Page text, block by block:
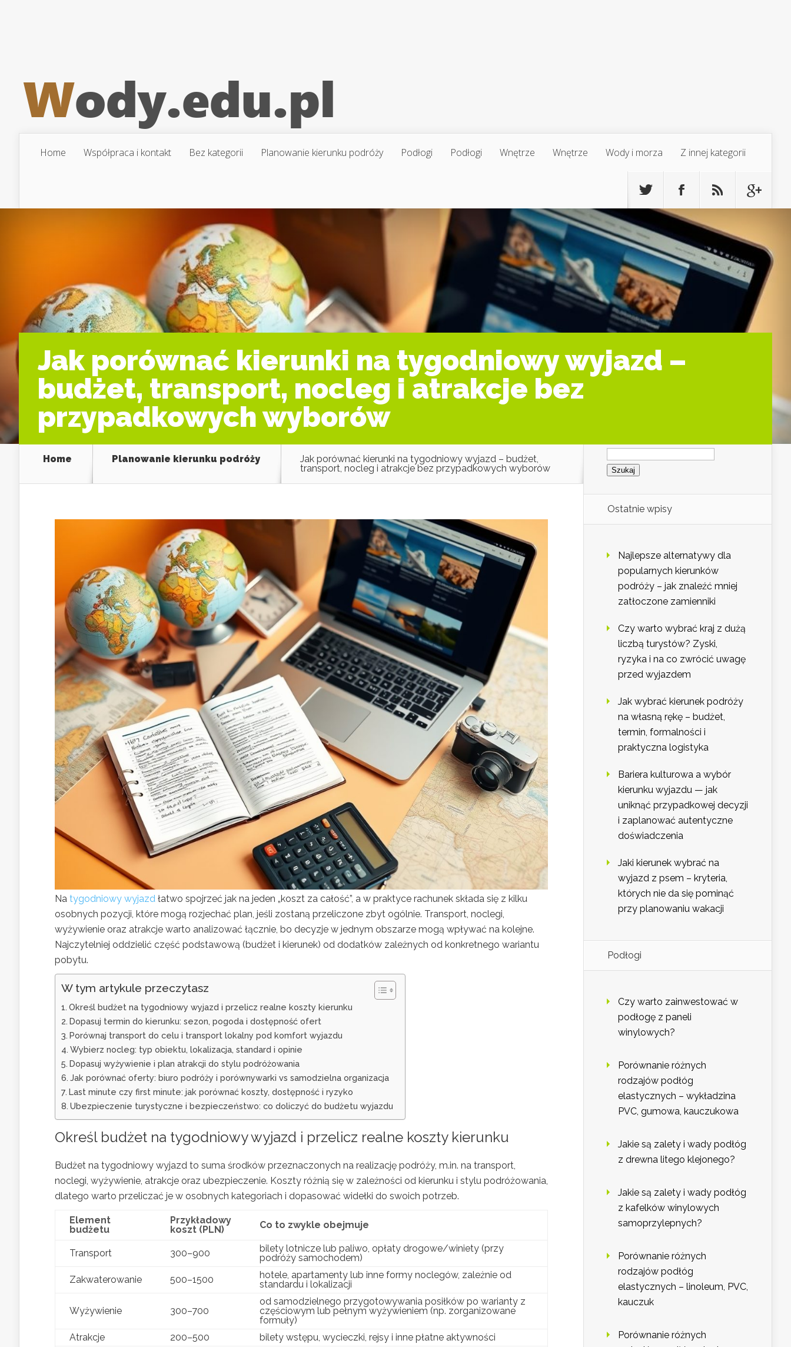
Home Współpraca i kontakt Bez kategorii Planowanie kierunku podróży Podłogi Podłogi Wnętrze Wnętrze Wody i morza Z innej kategorii
Jak porównać kierunki na tygodniowy wyjazd –
budżet, transport, nocleg i atrakcje bez
przypadkowych wyborów
Home Planowanie kierunku podróży
Jak porównać kierunki na tygodniowy wyjazd – budżet,
transport, nocleg i atrakcje bez przypadkowych wyborów
Na tygodniowy wyjazd łatwo spojrzeć jak na jeden „koszt za całość”, a w praktyce rachunek składa się z kilku
osobnych pozycji, które mogą rozjechać plan, jeśli zostaną przeliczone zbyt ogólnie. Transport, noclegi,
wyżywienie oraz atrakcje warto analizować łącznie, bo decyzje w jednym obszarze mogą wpływać na kolejne.
Najczytelniej oddzielić część podstawową (budżet i kierunek) od dodatków zależnych od konkretnego wariantu
pobytu.
W tym artykule przeczytasz
Określ budżet na tygodniowy wyjazd i przelicz realne koszty kierunku
Dopasuj termin do kierunku: sezon, pogoda i dostępność ofert
Porównaj transport do celu i transport lokalny pod komfort wyjazdu
Wybierz nocleg: typ obiektu, lokalizacja, standard i opinie
Dopasuj wyżywienie i plan atrakcji do stylu podróżowania
Jak porównać oferty: biuro podróży i porównywarki vs samodzielna organizacja
Last minute czy first minute: jak porównać koszty, dostępność i ryzyko
Ubezpieczenie turystyczne i bezpieczeństwo: co doliczyć do budżetu wyjazdu
Określ budżet na tygodniowy wyjazd i przelicz realne koszty kierunku
Budżet na tygodniowy wyjazd to suma środków przeznaczonych na realizację podróży, m.in. na transport,
noclegi, wyżywienie, atrakcje oraz ubezpieczenie. Koszty różnią się w zależności od kierunku i stylu podróżowania,
dlatego warto przeliczać je w osobnych kategoriach i dopasować widełki do swoich potrzeb.
Element
budżetu
Przykładowy
koszt (PLN)
Co to zwykle obejmuje
Transport 300–900
bilety lotnicze lub paliwo, opłaty drogowe/winiety (przy
podróży samochodem)
Zakwaterowanie
500–1500
hotele, apartamenty lub inne formy noclegów, zależnie od
standardu i lokalizacji
Wyżywienie 300–700
od samodzielnego przygotowywania posiłków po warianty z
częściowym lub pełnym wyżywieniem (np. zorganizowane
formuły)
Atrakcje
200–500
bilety wstępu, wycieczki, rejsy i inne płatne aktywności
Szukaj:
Ostatnie wpisy
Najlepsze alternatywy dla
popularnych kierunków
podróży – jak znaleźć mniej
zatłoczone zamienniki
Czy warto wybrać kraj z dużą
liczbą turystów? Zyski,
ryzyka i na co zwrócić uwagę
przed wyjazdem
Jak wybrać kierunek podróży
na własną rękę – budżet,
termin, formalności i
praktyczna logistyka
Bariera kulturowa a wybór
kierunku wyjazdu — jak
uniknąć przypadkowej decyzji
i zaplanować autentyczne
doświadczenia
Jaki kierunek wybrać na
wyjazd z psem – kryteria,
których nie da się pominąć
przy planowaniu wakacji
Podłogi
Czy warto zainwestować w
podłogę z paneli
winylowych?
Porównanie różnych
rodzajów podłóg
elastycznych – wykładzina
PVC, gumowa, kauczukowa
Jakie są zalety i wady podłóg
z drewna litego klejonego?
Jakie są zalety i wady podłóg
z kafelków winylowych
samoprzylepnych?
Porównanie różnych
rodzajów podłóg
elastycznych – linoleum, PVC,
kauczuk
Porównanie różnych